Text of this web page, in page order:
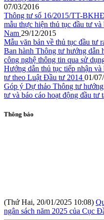
07/03/2016
Thông tư số 16/2015/TT-
mẫu thực hiện thủ tục đầu tư
Nam 29/12/2015
Mẫu văn bản về thủ tục đầu tư
Ban hành Thông tư hướng dẫn
công nghệ thông tin qua sử
Hướng dẫn thủ tục tiếp nhận
tư theo Luật Đầu tư 2014 01/
Góp ý Dự thảo Thông tư
tư và báo cáo hoạt động đầu tư
Thông báo
ngân sách năm 2025 của Cục